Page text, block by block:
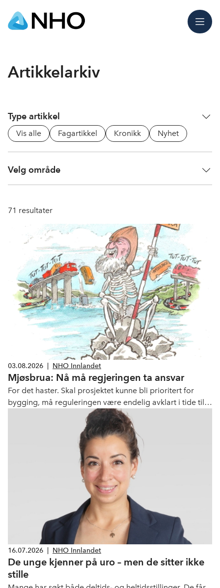
Meny
Artikkelarkiv
Type artikkel
Vis alle Fagartikkel Kronikk Nyhet
Velg område
71 resultater
03.08.2026 NHO Innlandet
Mjøsbrua: Nå må regjeringen ta ansvar
For det haster. Skal prosjektet kunne bli prioritert for
bygging, må reguleringen være endelig avklart i tide til
høstens beslutningsløp.
16.07.2026 NHO Innlandet
De unge kjenner på uro – men de sitter ikke
stille